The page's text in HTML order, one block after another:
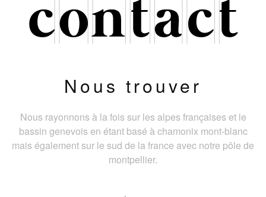
Nous trouver
Nous rayonnons à la fois sur les alpes françaises et le
bassin genevois en étant basé à chamonix mont-blanc
mais également sur le sud de la france avec notre pôle de
montpellier.